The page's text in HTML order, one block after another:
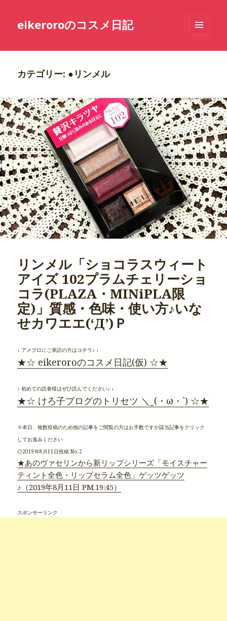
eikeroroのコスメ日記
ーとウ
カテゴリー: ●リンメル
リンメル「ショコラスウィート
アイズ 102プラムチェリーショ
コラ(PLAZA・MINiPLA限
定)」質感・色味・使い方♪いな
せカワエエ(‘Д’)Ｐ
↓ アメブロにご来訪の方はコチラ♪ ↓
★☆ eikeroroのコスメ日記(仮) ☆★
↓ 初めての読者様はぜひ読んでください♪ ↓
★☆ けろ子ブログのトリセツ ＼_(・ω・`) ☆★
※本日、複数投稿のため他の記事をご閲覧の方はお手数ですが該当記事をクリック
してお進みください
◎2019年8月11日投稿 No.2
★あのヴァセリンから新リップシリーズ「モイスチャー
ティント全色・リップセラム全色」ゲッツゲッツ
♪（2019年8月11日 PM.19:45）
スポンサーリンク